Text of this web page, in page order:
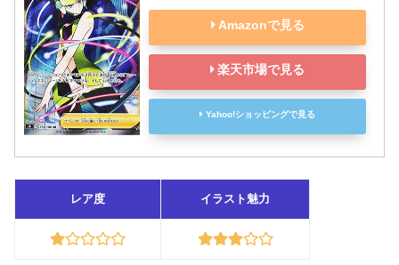
Amazonで見る
楽天市場で見る
Yahoo!ショッピングで見る
レア度 イラスト魅力